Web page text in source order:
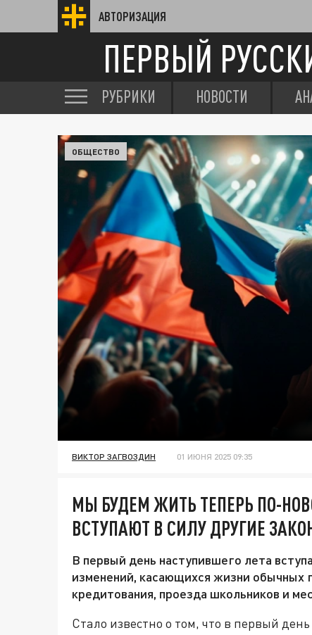
АВТОРИЗАЦИЯ
ПЕРВЫЙ
РУБРИКИ НОВОСТИ
ОБЩЕСТВО
ВИКТОР ЗАГВОЗДИН 01 ИЮНЯ 2025 09:35
МЫ БУДЕМ ЖИТЬ ТЕПЕРЬ ПО-
ВСТУПАЮТ В СИЛУ ДРУГИЕ
В первый день наступившего лета
изменений, касающихся жизни обычных
кредитования, проезда школьников и
Стало известно о том, что в первый